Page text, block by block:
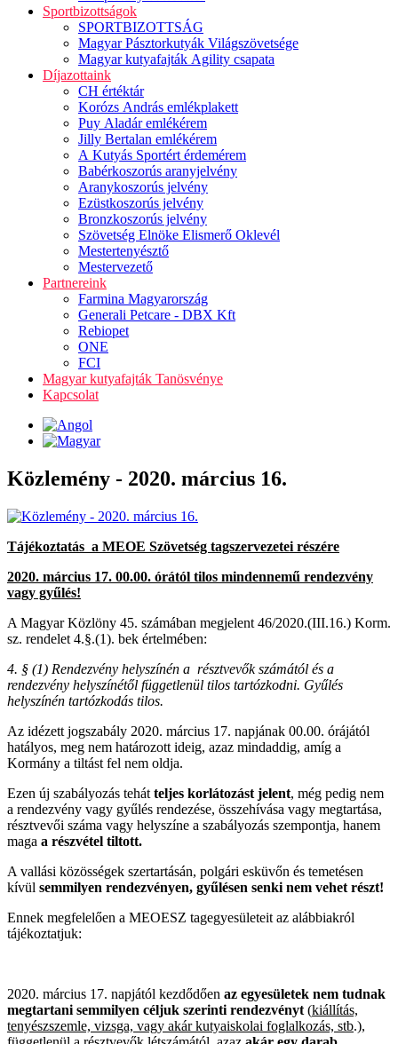
Sportbizottságok
SPORTBIZOTTSÁG
Magyar Pásztorkutyák Világszövetsége
Magyar kutyafajták Agility csapata
Díjazottaink
CH értéktár
Korózs András emlékplakett
Puy Aladár emlékérem
Jilly Bertalan emlékérem
A Kutyás Sportért érdemérem
Babérkoszorús aranyjelvény
Aranykoszorús jelvény
Ezüstkoszorús jelvény
Bronzkoszorús jelvény
Szövetség Elnöke Elismerő Oklevél
Mestertenyésztő
Mestervezető
Partnereink
Farmina Magyarország
Generali Petcare - DBX Kft
Rebiopet
ONE
FCI
Magyar kutyafajták Tanösvénye
Kapcsolat
Közlemény - 2020. március 16.
Tájékoztatás a MEOE Szövetség tagszervezetei részére
2020. március 17. 00.00. órától tilos mindennemű rendezvény
vagy gyűlés!
A Magyar Közlöny 45. számában megjelent 46/2020.(III.16.) Korm.
sz. rendelet 4.§.(1). bek értelmében:
4. § (1) Rendezvény helyszínén a résztvevők számától és a
rendezvény helyszínétől függetlenül tilos tartózkodni. Gyűlés
helyszínén tartózkodás tilos.
Az idézett jogszabály 2020. március 17. napjának 00.00. órájától
hatályos, meg nem határozott ideig, azaz mindaddig, amíg a
Kormány a tiltást fel nem oldja.
Ezen új szabályozás tehát teljes korlátozást jelent, még pedig nem
a rendezvény vagy gyűlés rendezése, összehívása vagy megtartása,
résztvevői száma vagy helyszíne a szabályozás szempontja, hanem
maga a részvétel tiltott.
A vallási közösségek szertartásán, polgári esküvőn és temetésen
kívül semmilyen rendezvényen, gyűlésen senki nem vehet részt!
Ennek megfelelően a MEOESZ tagegyesületeit az alábbiakról
tájékoztatjuk:
2020. március 17. napjától kezdődően az egyesületek nem tudnak
megtartani semmilyen céljuk szerinti rendezvényt (kiállítás,
tenyészszemle, vizsga, vagy akár kutyaiskolai foglalkozás, stb.),